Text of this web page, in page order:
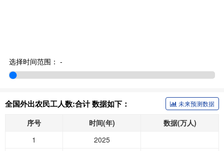
选择时间范围： -
全国外出农民工人数:合计 数据如下： 未来预测数据
序号 时间(年)
数据(万人)
1
2025